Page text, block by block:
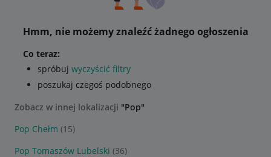
Hmm, nie możemy znaleźć żadnego ogłoszenia
Co teraz:
spróbuj wyczyścić filtry
poszukaj czegoś podobnego
Zobacz w innej lokalizacji "Pop"
Pop Chełm (15)
Pop Tomaszów Lubelski (36)